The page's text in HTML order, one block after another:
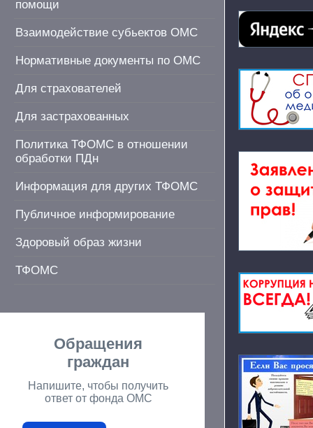
помощи
Взаимодействие субьектов ОМС
Нормативные документы по ОМС
Для страхователей
Для застрахованных
Политика ТФОМС в отношении
обработки ПДн
Информация для других ТФОМС
Публичное информирование
Здоровый образ жизни
ТФОМС
Обращения
граждан
Напишите, чтобы получить
ответ от фонда ОМС